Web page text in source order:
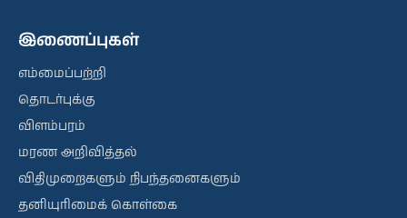
இணைப்புகள்
எம்மைப்பற்றி
தொடர்புக்கு
விளம்பரம்
மரண அறிவித்தல்
விதிமுறைகளும் நிபந்தனைகளும்
தனியுரிமைக் கொள்கை